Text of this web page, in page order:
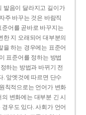
발음이 달라지고 길이가
주 바꾸는 것은 바람직
어를 곧바로 바꾸지는
한 지 오래되어 대부분의
을 하는 경우에는 표준어
표준어를 정하는 방법
하는 방법과 바뀌기 전
. 앞엣것에 따르면 단수
칙적으로는 언어가 변화
변화에는 대부분 긴 시
우도 있다. 사회가 언어